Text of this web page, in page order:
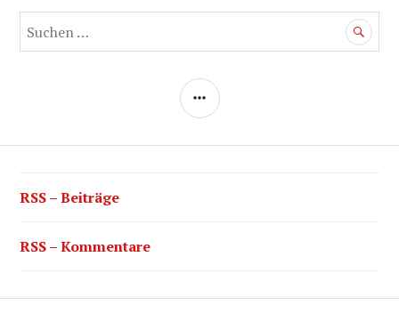
nach:
SEITENLEISTE
RSS – Beiträge
RSS – Kommentare